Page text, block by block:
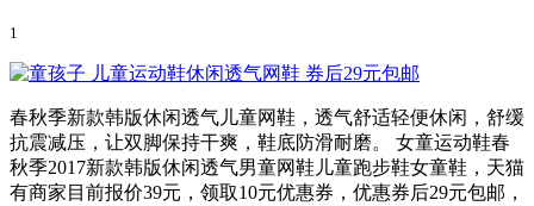
1
春秋季新款韩版休闲透气儿童网鞋，透气舒适轻便休闲，舒缓
抗震减压，让双脚保持干爽，鞋底防滑耐磨。 女童运动鞋春
秋季2017新款韩版休闲透气男童网鞋儿童跑步鞋女童鞋，天猫
有商家目前报价39元，领取10元优惠券，优惠券后29元包邮，